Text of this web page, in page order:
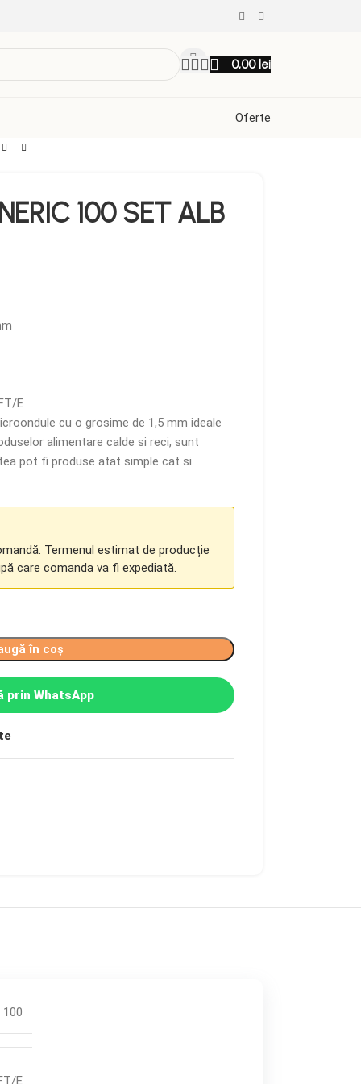
0,00 lei
Oferte
100 SET ALB
E
cu o grosime de 1,5 mm ideale
alimentare calde si reci, sunt
pot fi produse atat simple cat si
Termenul estimat de producție
care comanda va fi expediată.
în coș
prin WhatsApp
100
E